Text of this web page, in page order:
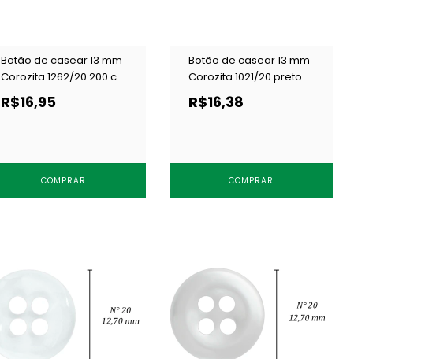
Botão de casear 13 mm
Corozita 1262/20 200 c/
144 un
R$16,95
COMPRAR
Botão de casear 13 mm
Corozita 1021/20 preto
c/ 144 un
R$16,38
COMPRAR